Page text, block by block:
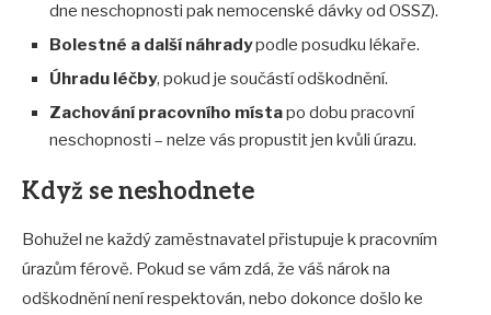
dne neschopnosti pak nemocenské dávky od OSSZ).
Bolestné a další náhradypodle posudku lékaře.
Úhradu léčby, pokud je součástí odškodnění.
Zachování pracovního místapo dobu pracovní
neschopnosti – nelze vás propustit jen kvůli úrazu.
Když se neshodnete
Bohužel ne každý zaměstnavatel přistupuje k pracovním
úrazům férově. Pokud se vám zdá, že váš nárok na
odškodnění není respektován, nebo dokonce došlo ke